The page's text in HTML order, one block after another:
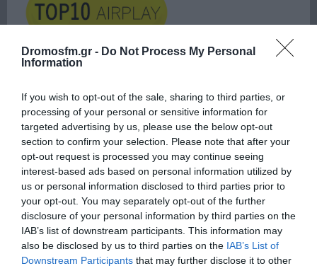
Dromosfm.gr - Do Not Process My Personal
Information
If you wish to opt-out of the sale, sharing to third parties, or
processing of your personal or sensitive information for
targeted advertising by us, please use the below opt-out
section to confirm your selection. Please note that after your
opt-out request is processed you may continue seeing
interest-based ads based on personal information utilized by
us or personal information disclosed to third parties prior to
your opt-out. You may separately opt-out of the further
disclosure of your personal information by third parties on the
IAB’s list of downstream participants. This information may
also be disclosed by us to third parties on the IAB’s List of
Downstream Participants that may further disclose it to other
ΕΙΠΕΣ – ΦΕΡΡΗΣ ΘΟΔΩΡΗΣ
Παρακαλώ Περιμένετε...